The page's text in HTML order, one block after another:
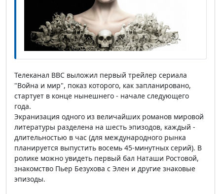
Телеканал ВВС выложил первый трейлер сериала
"Война и мир", показ которого, как запланировано,
стартует в конце нынешнего - начале следующего
года.
Экранизация одного из величайших романов мировой
литературы разделена на шесть эпизодов, каждый -
длительностью в час (для международного рынка
планируется выпустить восемь 45-минутных серий). В
ролике можно увидеть первый бал Наташи Ростовой,
знакомство Пьер Безухова с Элен и другие знаковые
эпизоды.